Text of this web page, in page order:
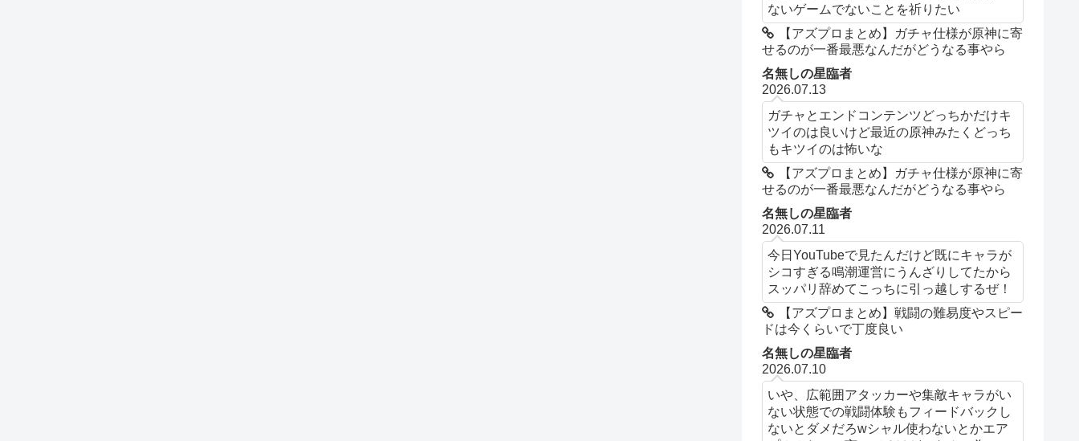
ないゲームでないことを祈りたい
【アズプロまとめ】ガチャ仕様が原神に寄
せるのが一番最悪なんだがどうなる事やら
名無しの星臨者
2026.07.13
ガチャとエンドコンテンツどっちかだけキ
ツイのは良いけど最近の原神みたくどっち
もキツイのは怖いな
【アズプロまとめ】ガチャ仕様が原神に寄
せるのが一番最悪なんだがどうなる事やら
名無しの星臨者
2026.07.11
今日YouTubeで見たんだけど既にキャラが
シコすぎる鳴潮運営にうんざりしてたから
スッパリ辞めてこっちに引っ越しするぜ！
【アズプロまとめ】戦闘の難易度やスピー
ドは今くらいで丁度良い
名無しの星臨者
2026.07.10
いや、広範囲アタッカーや集敵キャラがい
ない状態での戦闘体験もフィードバックし
ないとダメだろwシャル使わないとかエア